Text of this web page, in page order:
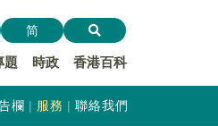
題 時政 香港百科
简
欄 服務 聯絡我們